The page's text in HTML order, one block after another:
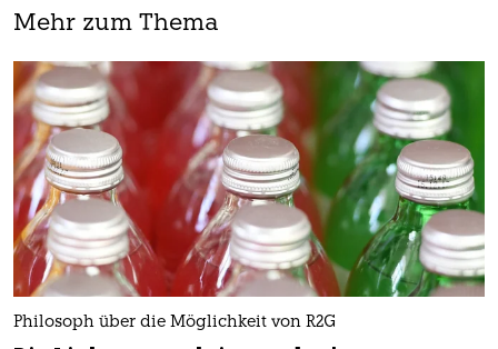
Mehr zum Thema
Philosoph über die Möglichkeit von R2G